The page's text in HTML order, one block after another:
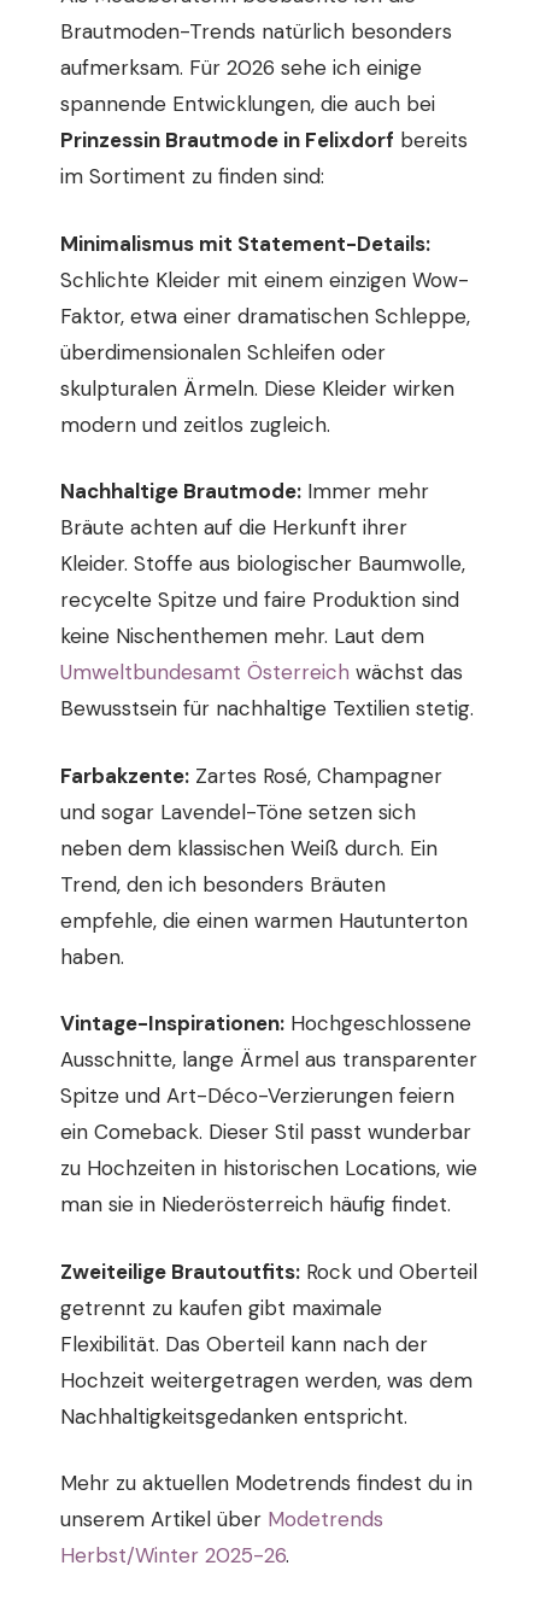
Brautmoden-Trends natürlich besonders
aufmerksam. Für 2026 sehe ich einige
spannende Entwicklungen, die auch bei
Prinzessin Brautmode in Felixdorf bereits
im Sortiment zu finden sind:
Minimalismus mit Statement-Details:
Schlichte Kleider mit einem einzigen Wow-
Faktor, etwa einer dramatischen Schleppe,
überdimensionalen Schleifen oder
skulpturalen Ärmeln. Diese Kleider wirken
modern und zeitlos zugleich.
Nachhaltige Brautmode: Immer mehr
Bräute achten auf die Herkunft ihrer
Kleider. Stoffe aus biologischer Baumwolle,
recycelte Spitze und faire Produktion sind
keine Nischenthemen mehr. Laut dem
Umweltbundesamt Österreich wächst das
Bewusstsein für nachhaltige Textilien stetig.
Farbakzente: Zartes Rosé, Champagner
und sogar Lavendel-Töne setzen sich
neben dem klassischen Weiß durch. Ein
Trend, den ich besonders Bräuten
empfehle, die einen warmen Hautunterton
haben.
Vintage-Inspirationen: Hochgeschlossene
Ausschnitte, lange Ärmel aus transparenter
Spitze und Art-Déco-Verzierungen feiern
ein Comeback. Dieser Stil passt wunderbar
zu Hochzeiten in historischen Locations, wie
man sie in Niederösterreich häufig findet.
Zweiteilige Brautoutfits: Rock und Oberteil
getrennt zu kaufen gibt maximale
Flexibilität. Das Oberteil kann nach der
Hochzeit weitergetragen werden, was dem
Nachhaltigkeitsgedanken entspricht.
Mehr zu aktuellen Modetrends findest du in
unserem Artikel über Modetrends
Herbst/Winter 2025-26.